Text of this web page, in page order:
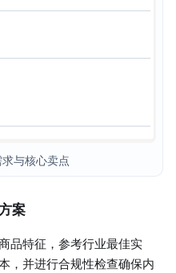
与核心卖点
案
品特征，参考行业最佳实
，并进行合规性检查确保内